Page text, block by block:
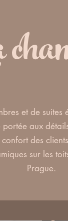
et de suites
aux
des
sur les
Prague.